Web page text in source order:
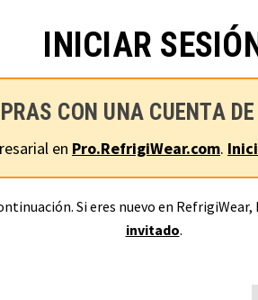
INICIAR
CON UNA CUENTA
en Pro.RefrigiWear.com.
Si eres nuevo en
invitado.